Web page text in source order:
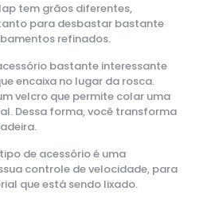
tem grãos diferentes,
para desbastar bastante
refinados.
bastante interessante
encaixa no lugar da rosca.
velcro que permite colar uma
Dessa forma, você transforma
de acessório é uma
controle de velocidade, para
que está sendo lixado.